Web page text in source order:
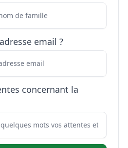
email ?
concernant la